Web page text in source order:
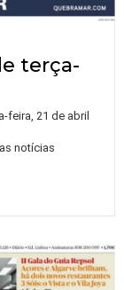
terça-
feira, 21 de abril
notícias